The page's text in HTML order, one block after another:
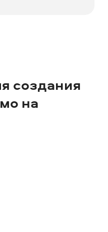
создания
на